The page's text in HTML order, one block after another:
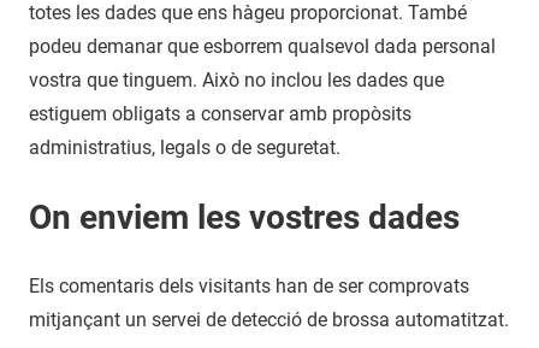
totes les dades que ens hàgeu proporcionat. També
podeu demanar que esborrem qualsevol dada personal
vostra que tinguem. Això no inclou les dades que
estiguem obligats a conservar amb propòsits
administratius, legals o de seguretat.
On enviem les vostres dades
Els comentaris dels visitants han de ser comprovats
mitjançant un servei de detecció de brossa automatitzat.